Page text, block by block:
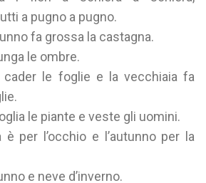
a pugno a pugno.
fa grossa la castagna.
le ombre.
cader le foglie e la vecchiaia fa
le piante e veste gli uomini.
è per l’occhio e l’autunno per la
e neve d’inverno.